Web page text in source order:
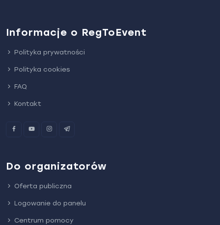
Informacje o RegToEvent
Polityka prywatności
Polityka cookies
FAQ
Kontakt
Do organizatorów
Oferta publiczna
Logowanie do panelu
Centrum pomocy